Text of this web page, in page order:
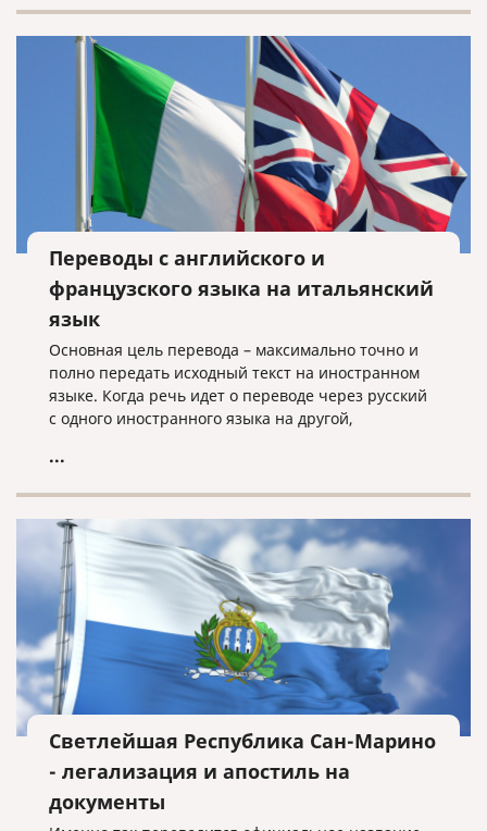
Переводы с английского и
французского языка на итальянский
язык
Основная цель перевода – максимально точно и
полно передать исходный текст на иностранном
языке. Когда речь идет о переводе через русский
с одного иностранного языка на другой,
...
Светлейшая Республика Сан-Марино
- легализация и апостиль на
документы